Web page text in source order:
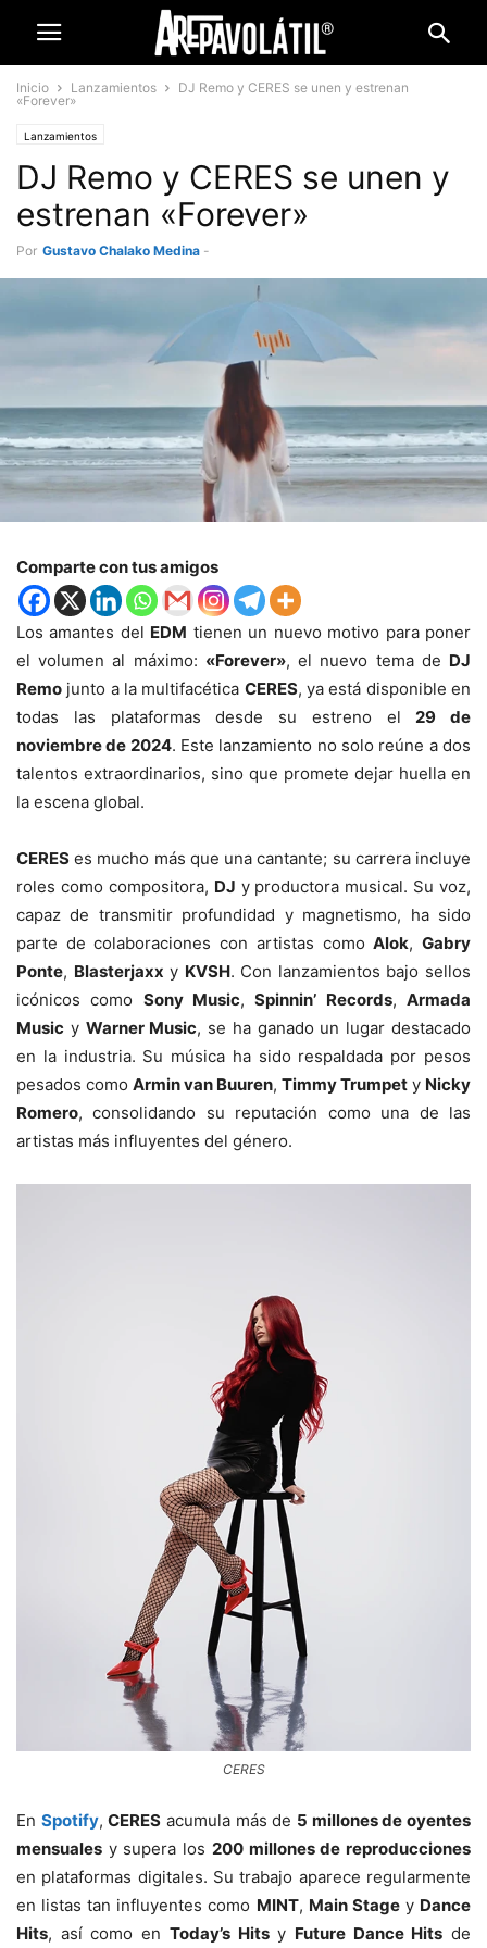
Inicio Lanzamientos
DJ Remo y CERES se unen y estrenan
«Forever»
Lanzamientos
DJ Remo y CERES se unen y
estrenan «Forever»
Por Gustavo Chalako Medina -
Comparte con tus amigos
Los amantes del EDM tienen un nuevo motivo para poner
el volumen al máximo: «Forever», el nuevo tema de DJ
Remo junto a la multifacética CERES, ya está disponible en
todas las plataformas desde su estreno el29 de
noviembre de 2024. Este lanzamiento no solo reúne a dos
talentos extraordinarios, sino que promete dejar huella en
la escena global.
CERES es mucho más que una cantante; su carrera incluye
roles como compositora, DJ y productora musical. Su voz,
capaz de transmitir profundidad y magnetismo, ha sido
parte de colaboraciones con artistas comoAlok,Gabry
Ponte, Blasterjaxx y KVSH. Con lanzamientos bajo sellos
icónicos como Sony Music,Spinnin’ Records,Armada
Music y Warner Music, se ha ganado un lugar destacado
en la industria. Su música ha sido respaldada por pesos
pesados como Armin van Buuren, Timmy Trumpet y Nicky
Romero, consolidando su reputación como una de las
artistas más influyentes del género.
CERES
En Spotify,CERES acumula más de 5 millones de oyentes
mensuales y supera los 200 millones de reproducciones
en plataformas digitales. Su trabajo aparece regularmente
en listas tan influyentes como MINT, Main Stagey Dance
Hits, así como en Today’s Hitsy Future Dance Hits de